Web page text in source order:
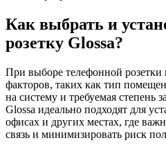
Как выбрать и
розетку Glossa?
При выборе телефонной розетки
факторов, таких как тип
на систему и требуемая степень
Glossa идеально подходят для
офисах и других местах, где
связь и минимизировать риск